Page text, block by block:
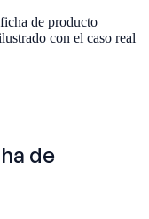
de producto
con el caso real
de